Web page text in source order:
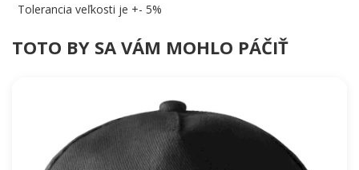
Tolerancia veľkosti je +- 5%
TOTO BY SA VÁM MOHLO PÁČIŤ